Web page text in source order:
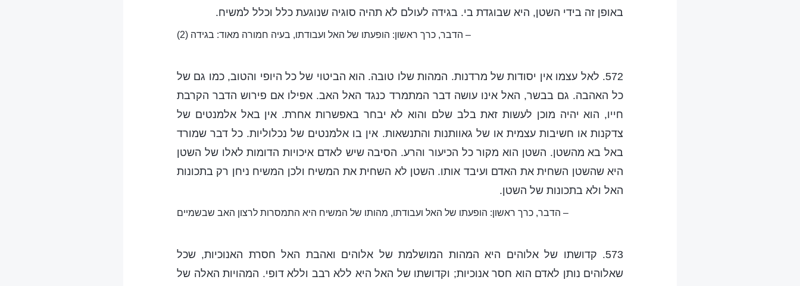
באופן זה בידי השטן, היא שבוגדת בי. בגידה לעולם לא תהיה סוגיה שנוגעת כלל וכלל למשיח.
– הדבר, כרך ראשון: הופעתו של האל ועבודתו, בעיה חמורה מאוד: בגידה (2)
572. לאל עצמו אין יסודות של מרדנות. המהות שלו טובה. הוא הביטוי של כל היופי והטוב, כמו גם של
כל האהבה. גם בבשר, האל אינו עושה דבר המתמרד כנגד האל האב. אפילו אם פירוש הדבר הקרבת
חייו, הוא יהיה מוכן לעשות זאת בלב שלם והוא לא יבחר באפשרות אחרת. אין באל אלמנטים של
צדקנות או חשיבות עצמית או של גאוותנות והתנשאות. אין בו אלמנטים של נכלוליות. כל דבר שמורד
באל בא מהשטן. השטן הוא מקור כל הכיעור והרע. הסיבה שיש לאדם איכויות הדומות לאלו של השטן
היא שהשטן השחית את האדם ועיבד אותו. השטן לא השחית את המשיח ולכן המשיח ניחן רק בתכונות
האל ולא בתכונות של השטן.
– הדבר, כרך ראשון: הופעתו של האל ועבודתו, מהותו של המשיח היא התמסרות לרצון האב שבשמיים
573. קדושתו של אלוהים היא המהות המושלמת של אלוהים ואהבת האל חסרת האנוכיות, שכל
שאלוהים נותן לאדם הוא חסר אנוכיות; וקדושתו של האל היא ללא רבב וללא דופי. המהויות האלה של